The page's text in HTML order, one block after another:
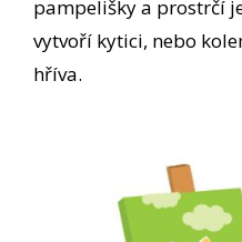
pampelišky a prostrčí
vytvoří kytici, nebo
hříva.